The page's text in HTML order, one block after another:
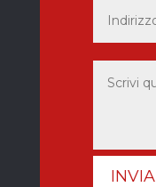
INVIA